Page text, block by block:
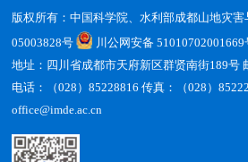
版权所有：中国科学院、水利部成都山地灾
05003828号
川公网安备 51010702001669
地址：四川省成都市天府新区群贤南街189号
电话：（028）85228816 传真：（028）
office@imde.ac.cn